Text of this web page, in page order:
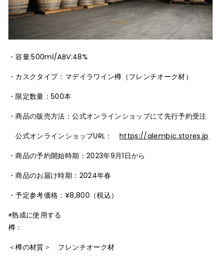
・容量:500ml/ABV:48%
・カスクタイプ：マデイラワイン樽（フレンチオーク材）
・限定数量：500本
・商品の販売方法：公式オンラインショップにて先行予約受注
公式オンラインショップURL： https://alembic.stores.jp
・商品の予約開始時期：2023年9月1日から
・商品のお届け時期：2024年春
・予定参考価格：¥8,800（税込）
◉熟成に使用する
樽：
＜樽の材質＞ フレンチオーク材